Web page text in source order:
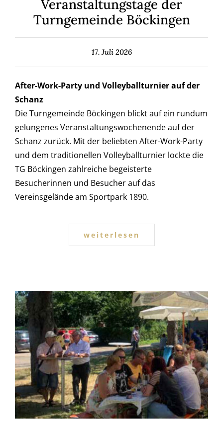
Veranstaltungstage der
Turngemeinde Böckingen
17. Juli 2026
After-Work-Party und Volleyballturnier auf der
Schanz
Die Turngemeinde Böckingen blickt auf ein rundum
gelungenes Veranstaltungswochenende auf der
Schanz zurück. Mit der beliebten After-Work-Party
und dem traditionellen Volleyballturnier lockte die
TG Böckingen zahlreiche begeisterte
Besucherinnen und Besucher auf das
Vereinsgelände am Sportpark 1890.
weiterlesen